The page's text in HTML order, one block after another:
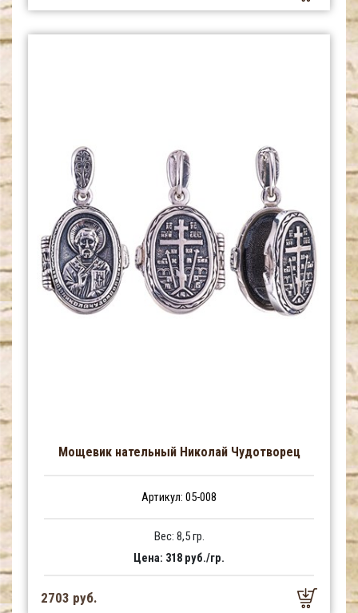
Мощевик нательный Николай Чудотворец
Артикул: 05-008
Вес: 8,5 гр.
Цена: 318 руб./гр.
2703 руб.